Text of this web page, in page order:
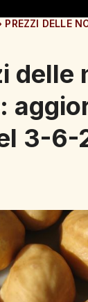
PREZZI DELLE
delle
3-6-